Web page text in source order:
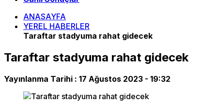
ANASAYFA
YEREL HABERLER
Taraftar stadyuma rahat gidecek
Taraftar stadyuma rahat gidecek
Yayınlanma Tarihi : 17 Ağustos 2023 - 19:32